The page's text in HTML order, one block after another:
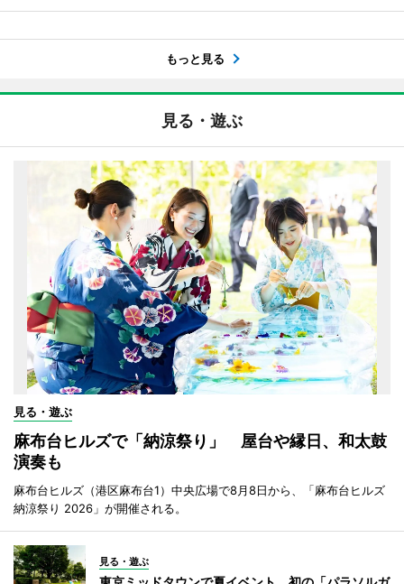
もっと見る
見る・遊ぶ
見る・遊ぶ
麻布台ヒルズで「納涼祭り」 屋台や縁日、和太鼓
演奏も
麻布台ヒルズ（港区麻布台1）中央広場で8月8日から、「麻布台ヒルズ
納涼祭り 2026」が開催される。
見る・遊ぶ